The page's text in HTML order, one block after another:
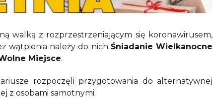
walką z rozprzestrzeniającym się koronawirusem,
wątpienia należy do nich Śniadanie Wielkanocne
Miejsce.
rozpoczęli przygotowania do alternatywnej
z osobami samotnymi.